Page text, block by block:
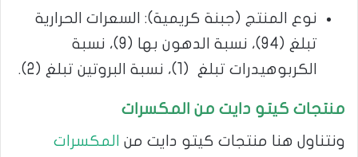
نوع المنتج (جبنة كريمية): السعرات الحرارية
تبلغ (94)، نسبة الدهون بها (9)، نسبة
الكربوهيدرات تبلغ (1)، نسبة البروتين تبلغ (2).
منتجات كيتو دايت من المكسرات
ونتناول هنا منتجات كيتو دايت من المكسرات